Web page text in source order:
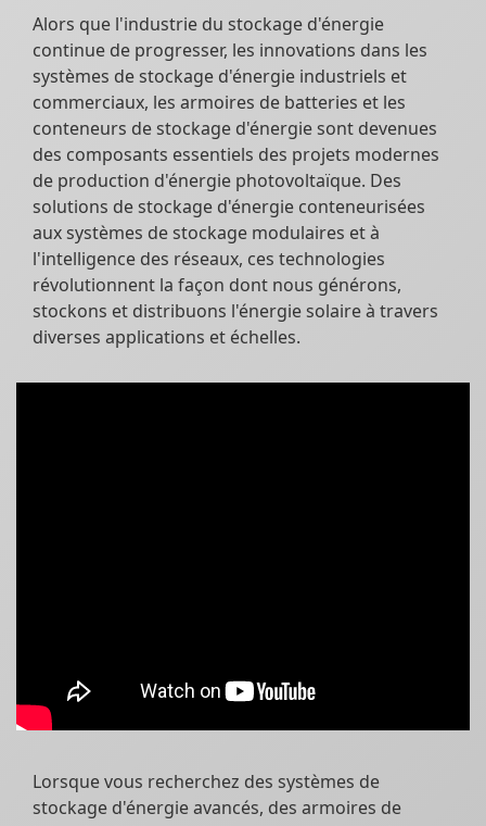
Alors que l'industrie du stockage d'énergie
continue de progresser, les innovations dans les
systèmes de stockage d'énergie industriels et
commerciaux, les armoires de batteries et les
conteneurs de stockage d'énergie sont devenues
des composants essentiels des projets modernes
de production d'énergie photovoltaïque. Des
solutions de stockage d'énergie conteneurisées
aux systèmes de stockage modulaires et à
l'intelligence des réseaux, ces technologies
révolutionnent la façon dont nous générons,
stockons et distribuons l'énergie solaire à travers
diverses applications et échelles.
Lorsque vous recherchez des systèmes de
stockage d'énergie avancés, des armoires de